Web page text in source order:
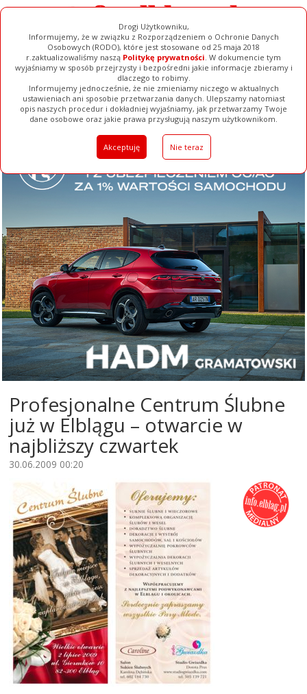
Drogi Użytkowniku,
Informujemy, że w związku z Rozporządzeniem o Ochronie Danych
Osobowych (RODO), które jest stosowane od 25 maja 2018
r.zaktualizowaliśmy naszą Politykę prywatności. W dokumencie tym
wyjaśniamy w sposób przejrzysty i bezpośredni jakie informacje zbieramy i
dlaczego to robimy.
Informujemy jednocześnie, że nie zmieniamy niczego w aktualnych
ustawieniach ani sposobie przetwarzania danych. Ulepszamy natomiast
opis naszych procedur i dokładniej wyjaśniamy, jak przetwarzamy Twoje
dane osobowe oraz jakie prawa przysługują naszym użytkownikom.
Akceptuję Nie teraz
Ogłoszenia Filmy Galerie Baza Firm Pełna Wersja
Profesjonalne Centrum Ślubne
już w Elblągu – otwarcie w
najbliższy czwartek
30.06.2009 00:20